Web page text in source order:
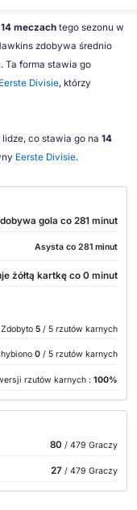
14 meczachtego sezonu w
zdobywa średnio
Ta forma stawia go
Eerste Divisie, którzy
co stawia go na 14
Eerste Divisie.
gola co 281 minut
Asysta co 281 minut
żółtą kartkę co 0 minut
Zdobyto 5 / 5 rzutów karnych
0 / 5 rzutów karnych
rzutów karnych : 100%
80 / 479 Graczy
27/ 479 Graczy